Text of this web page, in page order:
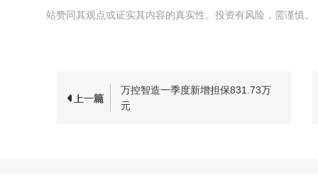
站赞同其观点或证实其内容的真实性。投资有风险，需谨慎。
万控智造一季度新增担保831.73万
元